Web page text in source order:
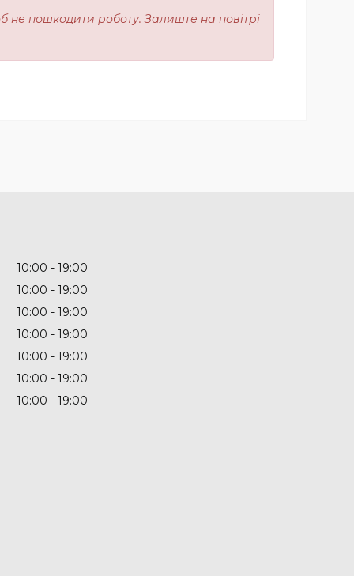
не пошкодити роботу. Залиште на повітрі
10:00
19:00
10:00
19:00
10:00
19:00
10:00
19:00
10:00
19:00
10:00
19:00
10:00 19:00